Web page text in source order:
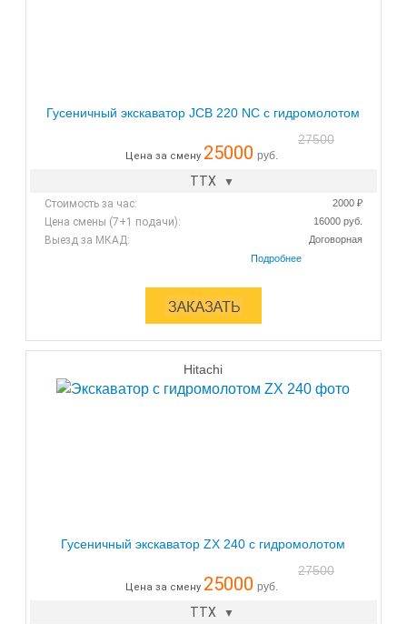
Гусеничный экскаватор JCB 220 NC с гидромолотом
27500
Цена за смену 25000 руб.
ТТХ
Стоимость за час: 2000 ₽
Цена смены (7+1 подачи): 16000 руб.
Выезд за МКАД: Договорная
Hitachi
Гусеничный экскаватор ZX 240 с гидромолотом
27500
Цена за смену 25000 руб.
ТТХ